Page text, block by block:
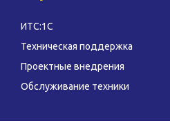
ИТС:1С
Техническая поддержка
Проектные внедрения
Обслуживание техники